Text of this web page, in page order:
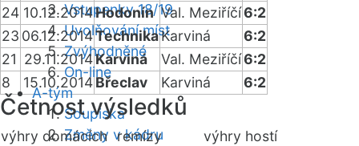
Vstupenky 18/19
Uvolňování míst
Zvýhodněné
On-line
A-tým
Soupiska
Změny v kádru
24 10.12.2014Hodonín Val. Meziříčí6:2
23 06.12.2014TechnikaKarviná
6:2
21 29.11.2014Karviná Val. Meziříčí6:2
8
15.10.2014Břeclav Karviná 6:2
Četnost výsledků
výhry domácíchremízy výhry hostí